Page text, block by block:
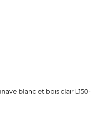
blanc et bois clair L150-